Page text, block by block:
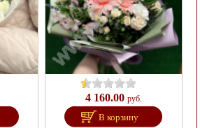
4 160.00 руб.
В корзину